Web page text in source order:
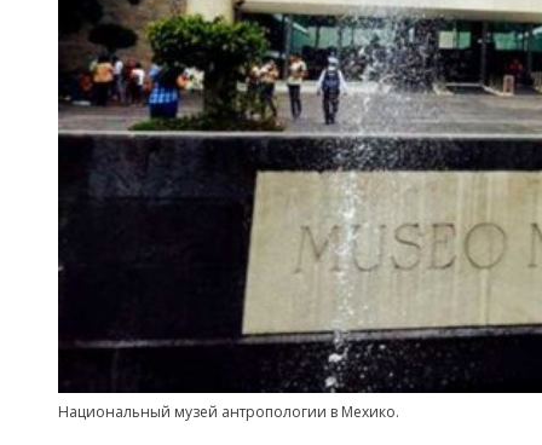
Национальный музей антропологии в Мехико.